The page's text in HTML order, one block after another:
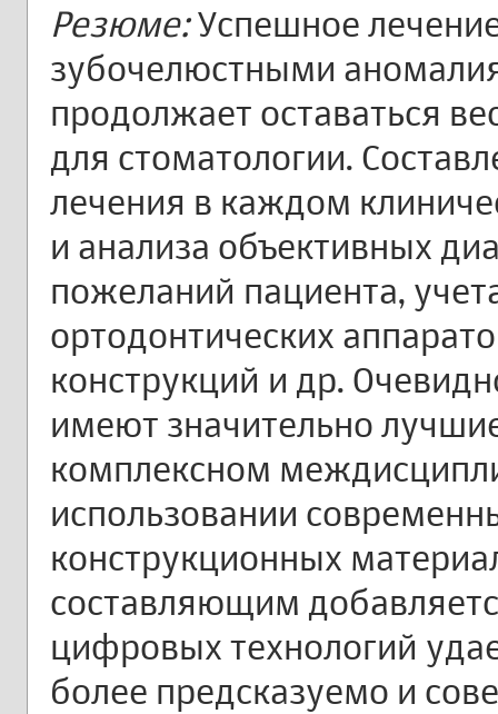
Резюме:Успешное
зубочелюстными
продолжает оставаться
для стоматологии.
лечения в каждом
и анализа объективных
пожеланий пациента,
ортодонтических
конструкций и др.
имеют значительно
комплексном
использовании
конструкционных
составляющим
цифровых технологий
более предсказуемо и